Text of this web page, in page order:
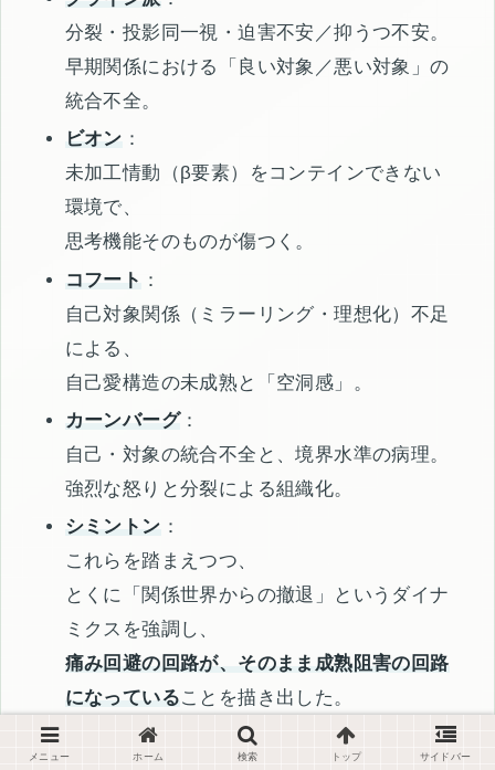
分裂・投影同一視・迫害不安／抑うつ不安。
早期関係における「良い対象／悪い対象」の
統合不全。
ビオン ：
未加工情動（β要素）をコンテインできない
環境で、
思考機能そのものが傷つく。
コフート ：
自己対象関係（ミラーリング・理想化）不足
による、
自己愛構造の未成熟と「空洞感」。
カーンバーグ：
自己・対象の統合不全と、境界水準の病理。
強烈な怒りと分裂による組織化。
シミントン ：
これらを踏まえつつ、
とくに「関係世界からの撤退」というダイナ
ミクスを強調し、
痛み回避の回路が、そのまま成熟阻害の回路
になっていることを描き出した。
メニュー ホーム 検索 トップ サイドバー